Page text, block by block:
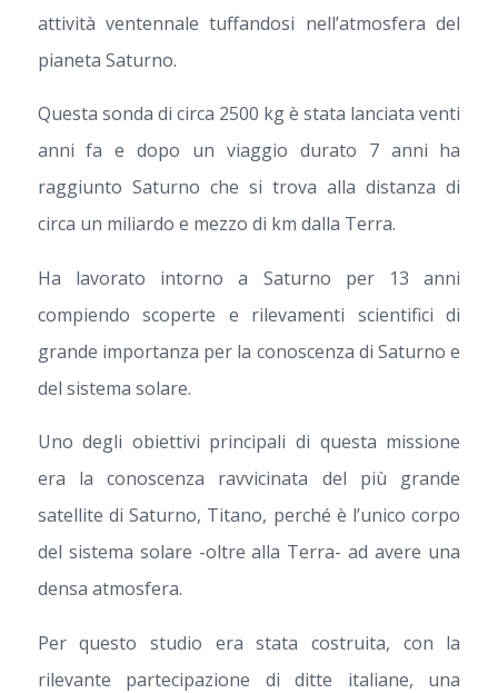
attività ventennale tuffandosi nell’atmosfera del
pianeta Saturno.
Questa sonda di circa 2500 kg è stata lanciata venti
anni fa e dopo un viaggio durato 7 anni ha
raggiunto Saturno che si trova alla distanza di
circa un miliardo e mezzo di km dalla Terra.
Ha lavorato intorno a Saturno per 13 anni
compiendo scoperte e rilevamenti scientifici di
grande importanza per la conoscenza di Saturno e
del sistema solare.
Uno degli obiettivi principali di questa missione
era la conoscenza ravvicinata del più grande
satellite di Saturno, Titano, perché è l’unico corpo
del sistema solare -oltre alla Terra- ad avere una
densa atmosfera.
Per questo studio era stata costruita, con la
rilevante partecipazione di ditte italiane, una